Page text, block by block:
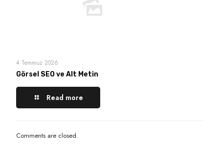
4 Temmuz 2026
Görsel SEO ve Alt Metin
Read more
Comments are closed.